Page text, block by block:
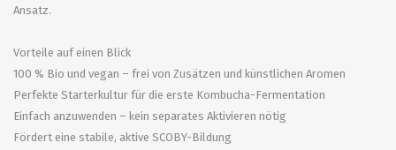
Ansatz.
Vorteile auf einen Blick
100 % Bio und vegan – frei von Zusätzen und künstlichen Aromen
Perfekte Starterkultur für die erste Kombucha-Fermentation
Einfach anzuwenden – kein separates Aktivieren nötig
Fördert eine stabile, aktive SCOBY-Bildung